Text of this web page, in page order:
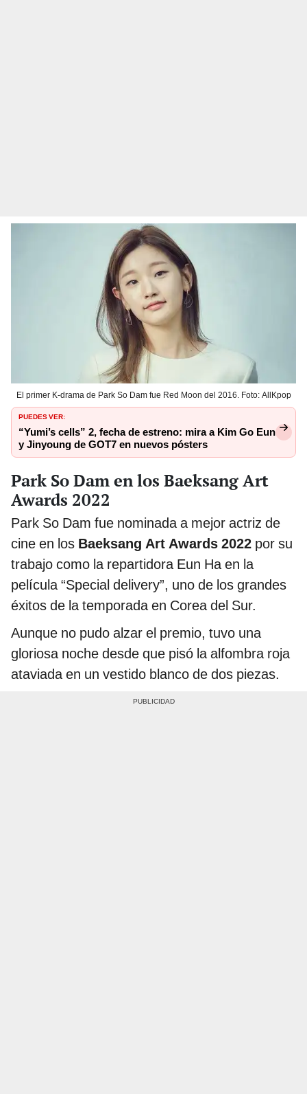
El primer K-drama de Park So Dam fue Red Moon del 2016. Foto: AllKpop
PUEDES VER:
“Yumi’s cells” 2, fecha de estreno: mira a Kim Go Eun
y Jinyoung de GOT7 en nuevos pósters
Park So Dam en los Baeksang Art
Awards 2022
Park So Dam fue nominada a mejor actriz de
cine en los Baeksang Art Awards 2022 por su
trabajo como la repartidora Eun Ha en la
película “Special delivery”, uno de los grandes
éxitos de la temporada en Corea del Sur.
Aunque no pudo alzar el premio, tuvo una
gloriosa noche desde que pisó la alfombra roja
ataviada en un vestido blanco de dos piezas.